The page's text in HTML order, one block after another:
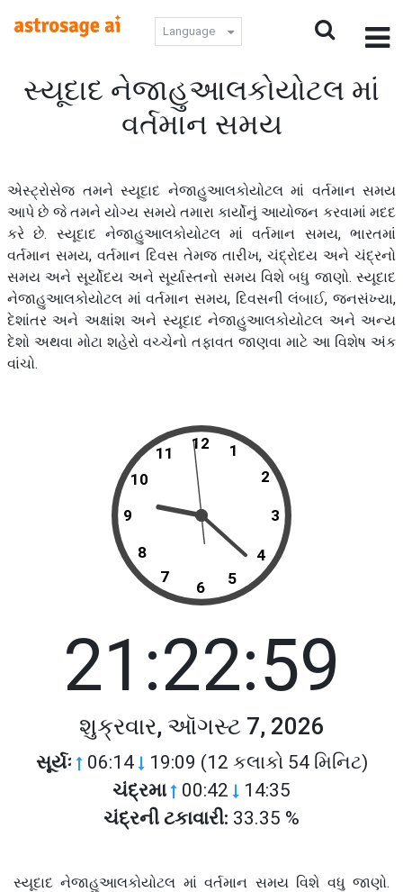
Language
સ્યૂદાદ નેજાહુઆલકોયોટલ માં
વર્તમાન સમય
એસ્ટ્રોસેજ તમને સ્યૂદાદ નેજાહુઆલકોયોટલ માં વર્તમાન સમય
આપે છે જે તમને યોગ્ય સમયે તમારા કાર્યોનું આયોજન કરવામાં મદદ
કરે છે. સ્યૂદાદ નેજાહુઆલકોયોટલ માં વર્તમાન સમય, ભારતમાં
વર્તમાન સમય, વર્તમાન દિવસ તેમજ તારીખ, ચંદ્રોદય અને ચંદ્રનો
સમય અને સૂર્યોદય અને સૂર્યાસ્તનો સમય વિશે બધુ જાણો. સ્યૂદાદ
નેજાહુઆલકોયોટલ માં વર્તમાન સમય, દિવસની લંબાઈ, જનસંખ્યા,
દેશાંતર અને અક્ષાંશ અને સ્યૂદાદ નેજાહુઆલકોયોટલ અને અન્ય
દેશો અથવા મોટા શહેરો વચ્ચેનો તફાવત જાણવા માટે આ વિશેષ અંક
વાંચો.
12
11
10
9
8
7
6 5
4
3
2
1
21:22:59
શુક્રવાર, ઑગસ્ટ 7, 2026
સૂર્યઃ 06:14 19:09 (12 કલાકો 54 મિનિટ)
ચંદ્રમા
00:42 14:35
ચંદ્રની ટકાવારી: 33.35 %
સ્યૂદાદ નેજાહુઆલકોયોટલ માં વર્તમાન સમય વિશે વધુ જાણો.